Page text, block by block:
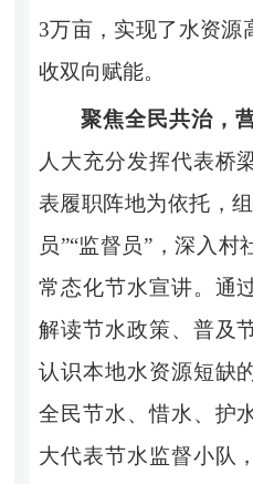
3万亩，实现了水资源
收双向赋能。
聚焦全民共治，
人大充分发挥代表桥
表履职阵地为依托，
员”“监督员”，深入
常态化节水宣讲。通
解读节水政策、普及
认识本地水资源短缺
全民节水、惜水、护
大代表节水监督小队